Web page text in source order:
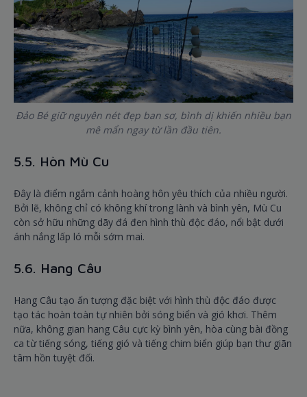
Đảo Bé giữ nguyên nét đẹp ban sơ, bình dị khiến nhiều bạn
mê mẩn ngay từ lần đầu tiên.
5.5. Hòn Mù Cu
Đây là điểm ngắm cảnh hoàng hôn yêu thích của nhiều người.
Bởi lẽ, không chỉ có không khí trong lành và bình yên, Mù Cu
còn sở hữu những dãy đá đen hình thù độc đáo, nổi bật dưới
ánh nắng lấp ló mỗi sớm mai.
5.6. Hang Câu
Hang Câu tạo ấn tượng đặc biệt với hình thù độc đáo được
tạo tác hoàn toàn tự nhiên bởi sóng biển và gió khơi. Thêm
nữa, không gian hang Câu cực kỳ bình yên, hòa cùng bài đồng
ca từ tiếng sóng, tiếng gió và tiếng chim biển giúp bạn thư giãn
tâm hồn tuyệt đối.